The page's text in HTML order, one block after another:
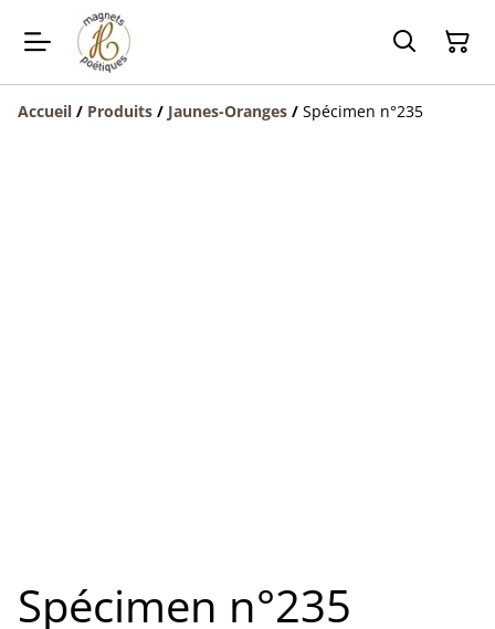
Accueil / Produits / Jaunes-Oranges / Spécimen n°235
Spécimen n°235